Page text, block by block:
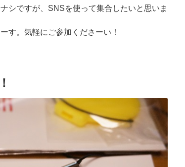
シですが、SNSを使って集合したいと思いま
す。気軽にご参加くださーい！